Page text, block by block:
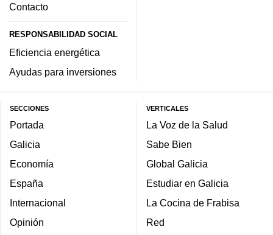
Contacto
RESPONSABILIDAD SOCIAL
Eficiencia energética
Ayudas para inversiones
SECCIONES
Portada
Galicia
Economía
España
Internacional
Opinión
VERTICALES
La Voz de la Salud
Sabe Bien
Global Galicia
Estudiar en Galicia
La Cocina de Frabisa
Red